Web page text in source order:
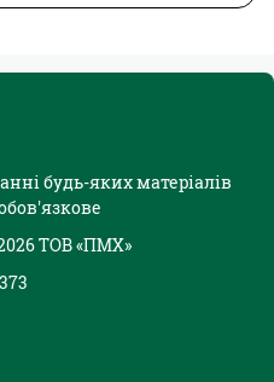
будь-яких матеріалів
ТОВ «ПМХ»